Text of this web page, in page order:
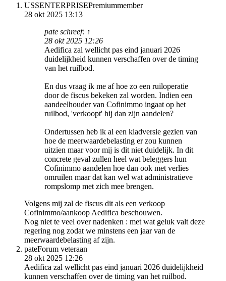
USSENTERPRISEPremiummember
28 okt 2025 13:13
pate schreef: ↑
28 okt 2025 12:26
Aedifica zal wellicht pas eind januari 2026
duidelijkheid kunnen verschaffen over de timing
van het ruilbod.
En dus vraag ik me af hoe zo een ruiloperatie
door de fiscus bekeken zal worden. Indien een
aandeelhouder van Cofinimmo ingaat op het
ruilbod, 'verkoopt' hij dan zijn aandelen?
Ondertussen heb ik al een kladversie gezien van
hoe de meerwaardebelasting er zou kunnen
uitzien maar voor mij is dit niet duidelijk. In dit
concrete geval zullen heel wat beleggers hun
Cofinimmo aandelen hoe dan ook met verlies
omruilen maar dat kan wel wat administratieve
rompslomp met zich mee brengen.
Volgens mij zal de fiscus dit als een verkoop
Cofinimmo/aankoop Aedifica beschouwen.
Nog niet te veel over nadenken : met wat geluk valt deze
regering nog zodat we minstens een jaar van de
meerwaardebelasting af zijn.
pateForum veteraan
28 okt 2025 12:26
Aedifica zal wellicht pas eind januari 2026 duidelijkheid
kunnen verschaffen over de timing van het ruilbod.